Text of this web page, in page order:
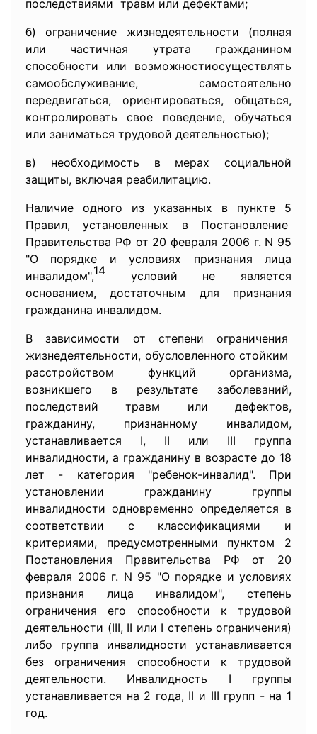
последствиями травм или дефектами;
б) ограничение жизнедеятельности (полная
или частичная утрата гражданином
способности или возможностиосуществлять
самообслуживание, самостоятельно
передвигаться, ориентироваться, общаться,
контролировать свое поведение, обучаться
или заниматься трудовой деятельностью);
в) необходимость в мерах социальной
защиты, включая реабилитацию.
Наличие одного из указанных в пункте 5
Правил, установленных в Постановление
Правительства РФ от 20 февраля 2006 г. N 95
"О порядке и условиях признания лица
инвалидом",14 условий не является
основанием, достаточным для признания
гражданина инвалидом.
В зависимости от степени ограничения
жизнедеятельности, обусловленного стойким
расстройством функций организма,
возникшего в результате заболеваний,
последствий травм или дефектов,
гражданину, признанному инвалидом,
устанавливается I, II или III группа
инвалидности, а гражданину в возрасте до 18
лет - категория "ребенок-инвалид". При
установлении гражданину группы
инвалидности одновременно определяется в
соответствии с классификациями и
критериями, предусмотренными пунктом 2
Постановления Правительства РФ от 20
февраля 2006 г. N 95 "О порядке и условиях
признания лица инвалидом", степень
ограничения его способности к трудовой
деятельности (III, II или I степень ограничения)
либо группа инвалидности устанавливается
без ограничения способности к трудовой
деятельности. Инвалидность I группы
устанавливается на 2 года, II и III групп - на 1
год.